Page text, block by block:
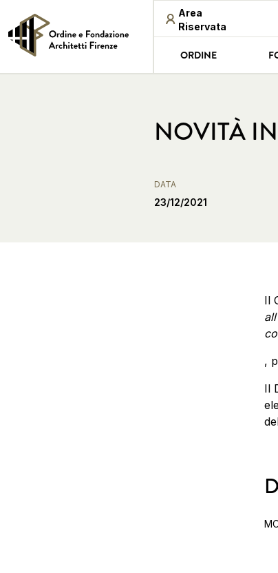
Area
Riservata
ORDINE
NOVITÀ
DATA
23/12/2021
Il
,
Il